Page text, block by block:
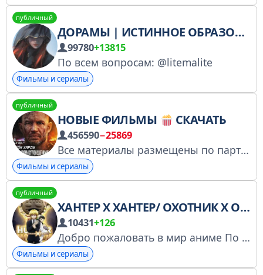
публичный
ДОРАМЫ | ИСТИННОЕ ОБРАЗОВАНИЕ
99780+13815
По всем вопросам: @litemalite
Фильмы и сериалы
публичный
НОВЫЕ ФИЛЬМЫ СКАЧАТЬ
456590−25869
Все материалы размещены по партнёрской програме ivi.ru № 4963752801 Менеджер: @kuzr103 Купить рекламу: https://telega.in/c/film_1080 Основной канал: https://t.me/kino_hd2
Фильмы и сериалы
публичный
ХАНТЕР Х ХАНТЕР/ ОХОТНИК Х ОХОТНИК
10431+126
Добро пожаловать в мир аниме По поводу рекламы и вопросов пишите @ackerman8levi
Фильмы и сериалы